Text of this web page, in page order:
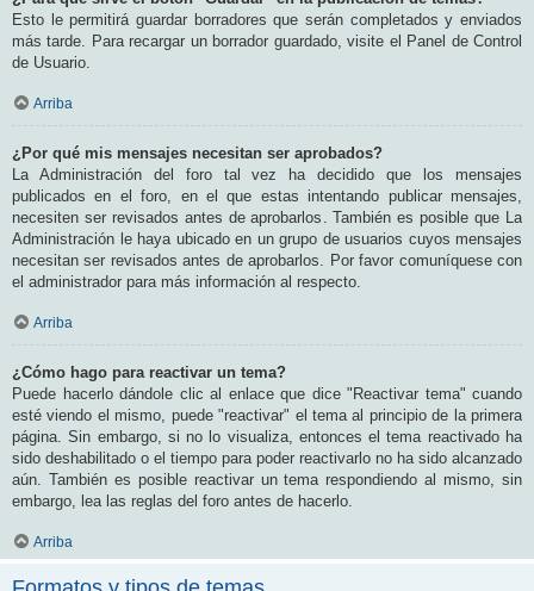
Esto le permitirá guardar borradores que serán completados y enviados
más tarde. Para recargar un borrador guardado, visite el Panel de Control
de Usuario.
Arriba
¿Por qué mis mensajes necesitan ser aprobados?
La Administración del foro tal vez ha decidido que los mensajes
publicados en el foro, en el que estas intentando publicar mensajes,
necesiten ser revisados antes de aprobarlos. También es posible que La
Administración le haya ubicado en un grupo de usuarios cuyos mensajes
necesitan ser revisados antes de aprobarlos. Por favor comuníquese con
el administrador para más información al respecto.
Arriba
¿Cómo hago para reactivar un tema?
Puede hacerlo dándole clic al enlace que dice "Reactivar tema" cuando
esté viendo el mismo, puede "reactivar" el tema al principio de la primera
página. Sin embargo, si no lo visualiza, entonces el tema reactivado ha
sido deshabilitado o el tiempo para poder reactivarlo no ha sido alcanzado
aún. También es posible reactivar un tema respondiendo al mismo, sin
embargo, lea las reglas del foro antes de hacerlo.
Arriba